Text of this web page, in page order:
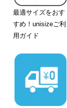
最適サイズをおす
すめ！unisizeご利
用ガイド